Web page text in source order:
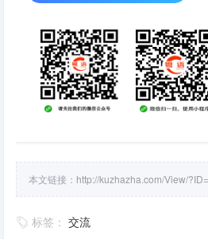
本文链接： http://kuzhazha.com/View/
标签： 交流